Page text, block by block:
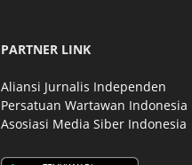
PARTNER LINK
Aliansi Jurnalis Independen
Persatuan Wartawan Indonesia
Asosiasi Media Siber Indonesia